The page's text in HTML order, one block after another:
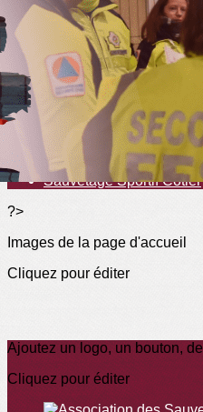
Exporter les lignes
Exporter toutes les
Exporter uniquement les
Menu
<
Sauvetage Sportif
Sauvetage Sportif Côtier
?>
Images de la page d'accueil
Cliquez pour éditer
Ajoutez un logo, un bouton,
Cliquez pour éditer